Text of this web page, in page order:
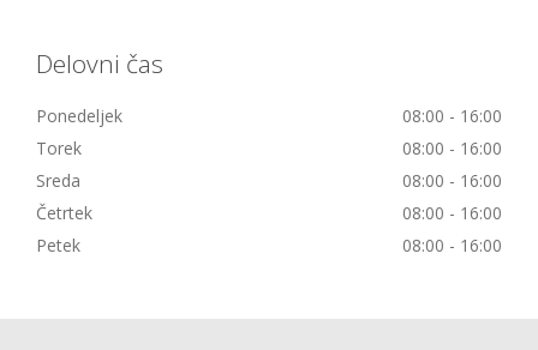
Delovni čas
Ponedeljek
08:00 - 16:00
Torek
08:00 - 16:00
Sreda
08:00 - 16:00
Četrtek
08:00 - 16:00
Petek
08:00 - 16:00